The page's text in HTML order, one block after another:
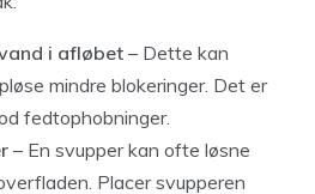
i afløbet – Dette kan
mindre blokeringer. Det er
fedtophobninger.
– En svupper kan ofte løsne
Placer svupperen